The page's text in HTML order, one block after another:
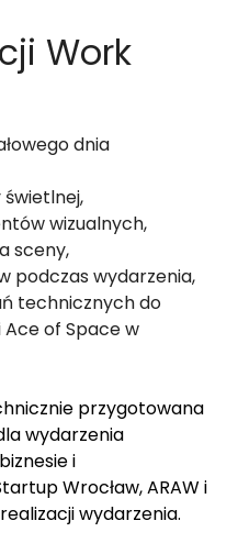
Work
dnia
wizualnych,
sceny,
podczas wydarzenia,
technicznych do
of Space w
przygotowana
wydarzenia
i
Wrocław, ARAW i
wydarzenia.